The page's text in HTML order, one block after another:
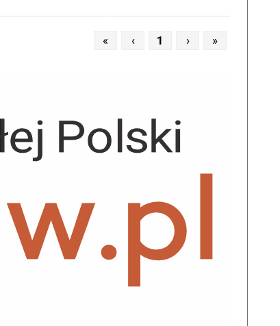
« ‹ 1 › »